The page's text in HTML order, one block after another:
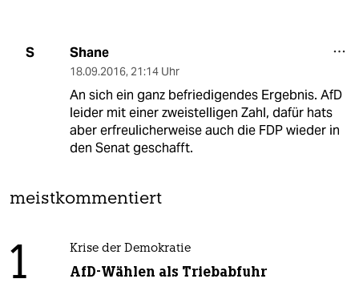
S Shane
18.09.2016, 21:14 Uhr
An sich ein ganz befriedigendes Ergebnis. AfD
leider mit einer zweistelligen Zahl, dafür hats
aber erfreulicherweise auch die FDP wieder in
den Senat geschafft.
meistkommentiert
1 Krise der Demokratie
AfD-Wählen als Triebabfuhr